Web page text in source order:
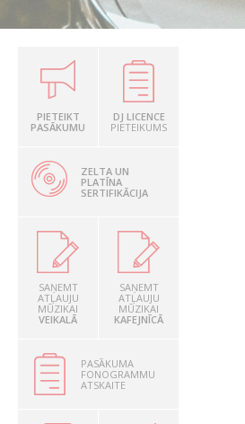
PIETEIKT
PASĀKUMU
DJ LICENCE
PIETEIKUMS
ZELTA UN
PLATĪNA
SERTIFIKĀCIJA
SAŅEMT
ATĻAUJU
MŪZIKAI
VEIKALĀ
SAŅEMT
ATĻAUJU
MŪZIKAI
KAFEJNĪCĀ
PASĀKUMA
FONOGRAMMU
ATSKAITE